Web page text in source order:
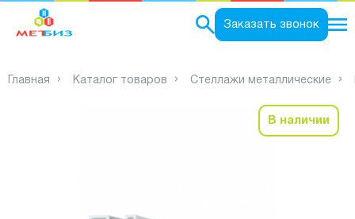
Заказать звонок
Главная Каталог товаров Стеллажи металлические
В наличии